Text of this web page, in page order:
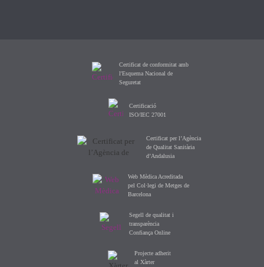
Certificat de conformitat amb
l'Esquema Nacional de
Seguretat
Certificació
ISO/IEC 27001
Certificat per l’Agència
de Qualitat Sanitària
d’Andalusia
Web Mèdica Acreditada
pel Col·legi de Metges de
Barcelona
Segell de qualitat i
transparència
Confiança Online
Projecte adherit
al Xàrter